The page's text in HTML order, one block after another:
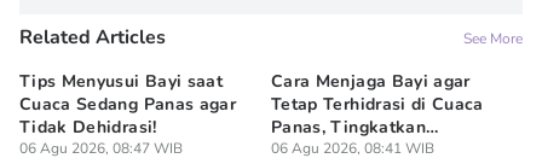
Related Articles See More
Tips Menyusui Bayi saat
Cuaca Sedang Panas agar
Tidak Dehidrasi!
06 Agu 2026, 08:47 WIB
Cara Menjaga Bayi agar
Tetap Terhidrasi di Cuaca
Panas, Tingkatkan
Kuantitas ASI
06 Agu 2026, 08:41 WIB